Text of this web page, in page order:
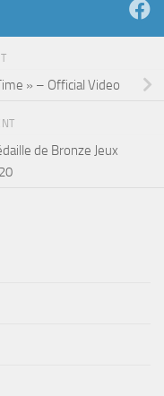
» – Official Video
de Bronze Jeux